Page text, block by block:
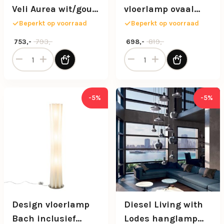
Veli Aurea wit/goud
60 cm
Beperkt op voorraad
793,-
Oorspronkelijke prijs was: 793,-.
753,-
Huidige prijs is: 753,-.
Design hanglamp Veli Aurea wit/goud 60 cm aantal
vloerlamp ovaal
mat zwart dimbaar
Beperkt op voorraad
819,-
Oorspronkelijke prijs was:
698,-
Huidige prijs is: 698,-.
Design LED vloerlamp
-5%
Design vloerlamp
Bach inclusief
-5%
Diesel Living with
Lodes hanglamp